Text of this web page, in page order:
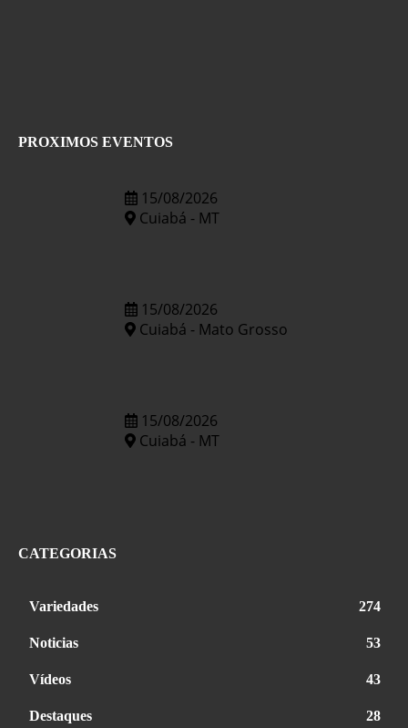
PROXIMOS EVENTOS
15/08/2026
Cuiabá - MT
15/08/2026
Cuiabá - Mato Grosso
15/08/2026
Cuiabá - MT
CATEGORIAS
Variedades 274
Noticias 53
Vídeos 43
Destaques 28